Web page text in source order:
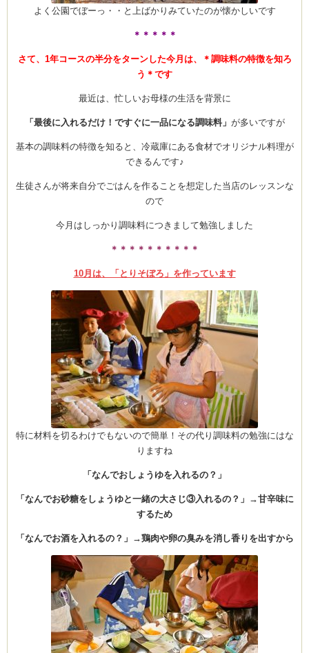
よく公園でぼーっ・・と上ばかりみていたのが懐かしいです
＊＊＊＊＊
さて、1年コースの半分をターンした今月は、＊調味料の特徴を知ろ
う＊です
最近は、忙しいお母様の生活を背景に
「最後に入れるだけ！ですぐに一品になる調味料」 が多いですが
基本の調味料の特徴を知ると、冷蔵庫にある食材でオリジナル料理が
できるんです♪
生徒さんが将来自分でごはんを作ることを想定した当店のレッスンな
ので
今月はしっかり調味料につきまして勉強しました
＊＊＊＊＊＊＊＊＊＊
10月は、「とりそぼろ」を作っています
特に材料を切るわけでもないので簡単！その代り調味料の勉強にはな
りますね
「なんでおしょうゆを入れるの？」
「なんでお砂糖をしょうゆと一緒の大さじ③入れるの？」→甘辛味に
するため
「なんでお酒を入れるの？」→鶏肉や卵の臭みを消し香りを出すから